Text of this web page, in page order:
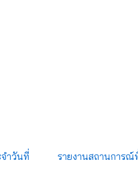
ำวันที่
รายงานสถานการณ์